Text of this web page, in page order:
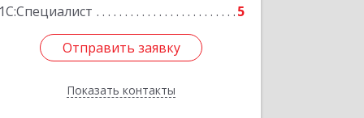
1С:Специалист
5
Отправить заявку
Показать контакты
Отправить заявку
Назад